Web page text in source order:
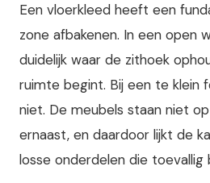
Een vloerkleed heeft een
zone afbakenen. In een open
duidelijk waar de zithoek
ruimte begint. Bij een te klein
niet. De meubels staan niet
ernaast, en daardoor lijkt de
losse onderdelen die toevallig